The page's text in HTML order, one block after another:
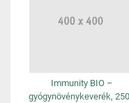
Immunity BIO –
gyógynövénykeverék,